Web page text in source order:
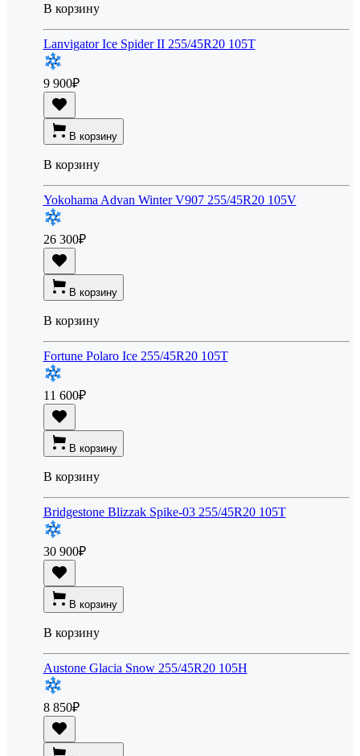
В корзину
Lanvigator Ice Spider II 255/45R20 105T
9 900₽
В корзину
В корзину
Yokohama Advan Winter V907 255/45R20 105V
26 300₽
В корзину
В корзину
Fortune Polaro Ice 255/45R20 105T
11 600₽
В корзину
В корзину
Bridgestone Blizzak Spike-03 255/45R20 105T
30 900₽
В корзину
В корзину
Austone Glacia Snow 255/45R20 105H
8 850₽